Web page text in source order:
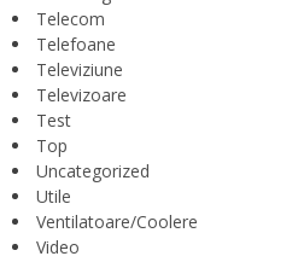
Telecom
Telefoane
Televiziune
Televizoare
Test
Top
Uncategorized
Utile
Ventilatoare/Coolere
Video